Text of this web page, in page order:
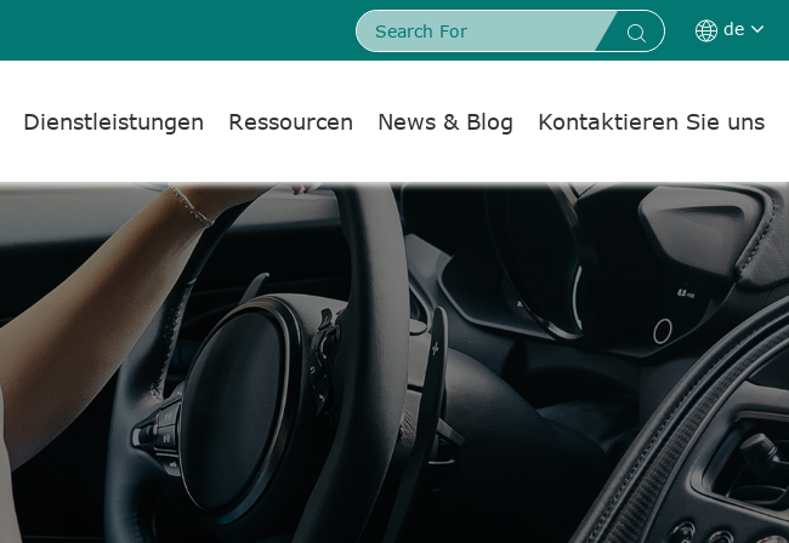
  de
Dienstleistungen Ressourcen News & Blog Kontaktieren Sie uns